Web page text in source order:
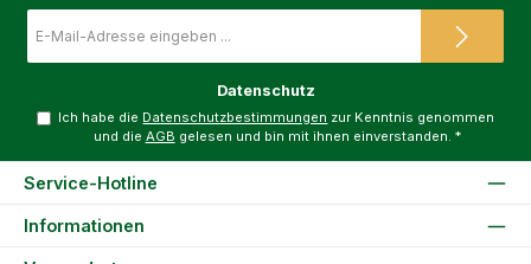
Mail-
Adresse
Datenschutz
Ich habe die Datenschutzbestimmungen zur Kenntnis genommen
und die AGB gelesen und bin mit ihnen einverstanden. *
Service-Hotline
Informationen